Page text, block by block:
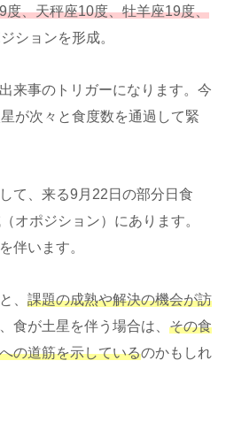
度、天秤座10度、牡羊座19度、
ションを形成。
来事のトリガーになります。今
が次々と食度数を通過して緊
て、来る9月22日の部分日食
オポジション）にあります。
伴います。
、 課題の成熟や解決の機会が訪
食が土星を伴う場合は、 その食
の道筋を示しているのかもしれ